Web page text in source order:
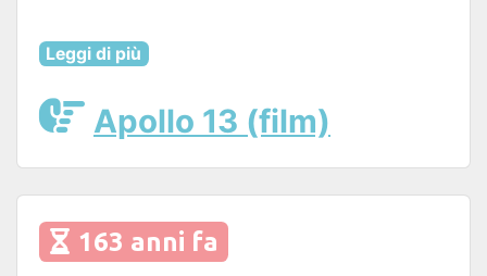
Leggi di più
Apollo 13 (film)
163 anni fa